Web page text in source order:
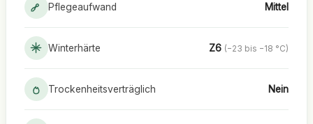
Pflegeaufwand Mittel
Winterhärte Z6 (−23 bis −18 °C)
Trockenheitsverträglich Nein